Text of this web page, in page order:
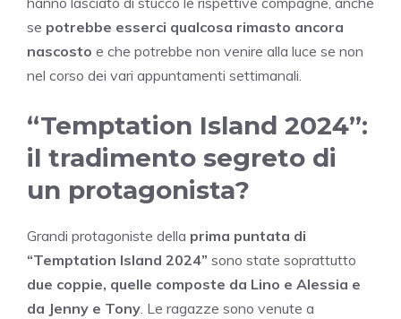
se potrebbe esserci qualcosa rimasto ancora
nascosto e che potrebbe non venire alla luce se non
nel corso dei vari appuntamenti settimanali.
“Temptation Island 2024”:
il tradimento segreto di
un protagonista?
Grandi protagoniste della prima puntata di
“Temptation Island 2024” sono state soprattutto
due coppie, quelle composte da Lino e Alessia e
da Jenny e Tony . Le ragazze sono venute a